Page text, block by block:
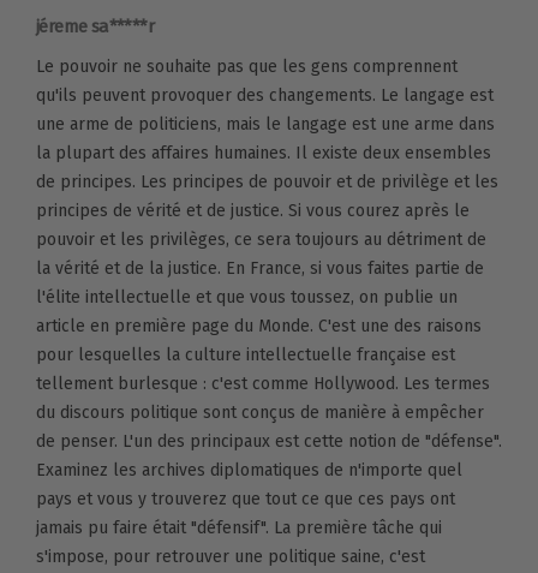
jéreme sa*****r
Le pouvoir ne souhaite pas que les gens comprennent
qu'ils peuvent provoquer des changements. Le langage est
une arme de politiciens, mais le langage est une arme dans
la plupart des affaires humaines. Il existe deux ensembles
de principes. Les principes de pouvoir et de privilège et les
principes de vérité et de justice. Si vous courez après le
pouvoir et les privilèges, ce sera toujours au détriment de
la vérité et de la justice. En France, si vous faites partie de
l'élite intellectuelle et que vous toussez, on publie un
article en première page du Monde. C'est une des raisons
pour lesquelles la culture intellectuelle française est
tellement burlesque : c'est comme Hollywood. Les termes
du discours politique sont conçus de manière à empêcher
de penser. L'un des principaux est cette notion de "défense".
Examinez les archives diplomatiques de n'importe quel
pays et vous y trouverez que tout ce que ces pays ont
jamais pu faire était "défensif". La première tâche qui
s'impose, pour retrouver une politique saine, c'est